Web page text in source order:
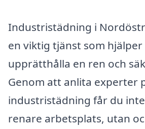
Industristädning i
en viktig tjänst som
upprätthålla en ren och
Genom att anlita experter
industristädning får du
renare arbetsplats, utan